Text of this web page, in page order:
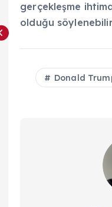
gerçekleşme
olduğu
Donald